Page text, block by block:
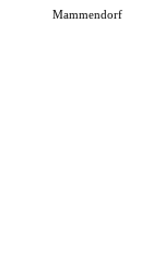
Mammendorf